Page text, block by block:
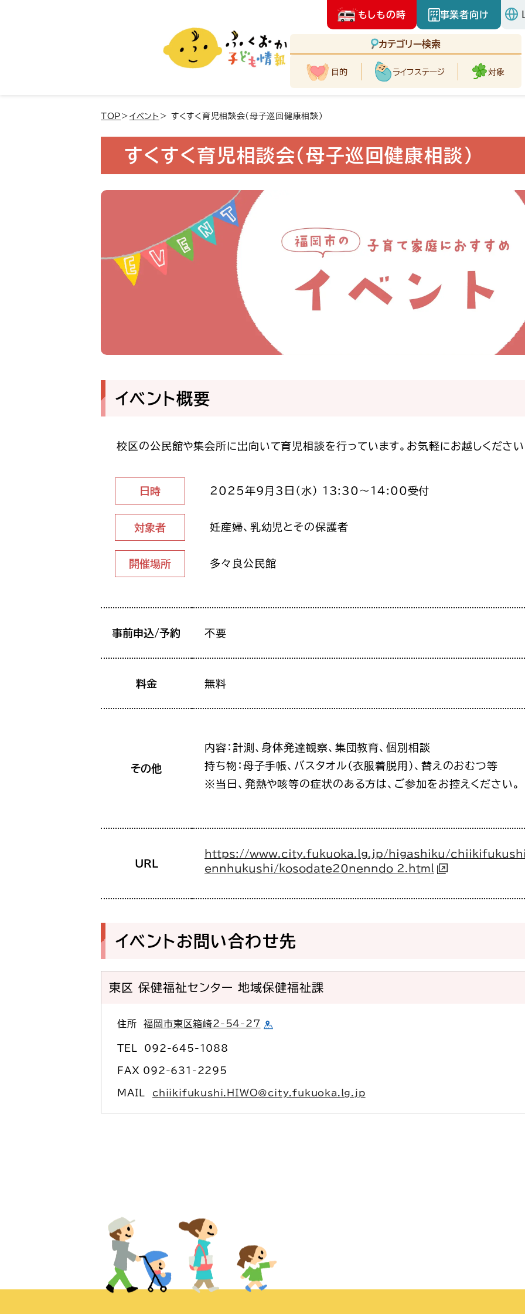
もしもの時 事業者向け
カテゴリー検索
目的 ライフステージ 対象
TOP ＞ イベント ＞ すくすく育児相談会(母子巡回健康相談)
すくすく育児相談会(母子巡回健康相談)
イベント概要
校区の公民館や集会所に出向いて育児相談を行っています。お気軽にお越しください
日時 2025年9月3日（水） 13:30～14:00受付
対象者 妊産婦、乳幼児とその保護者
開催場所 多々良公民館
事前申込/予約 不要
料金 無料
その他
内容：計測、身体発達観察、集団教育、個別相談
持ち物：母子手帳、バスタオル(衣服着脱用)、替えのおむつ等
※当日、発熱や咳等の症状のある方は、ご参加をお控えください。
URL
https://www.city.fukuoka.lg.jp/higashiku/
ennhukushi/kosodate20nenndo_2.html
イベントお問い合わせ先
東区 保健福祉センター 地域保健福祉課
住所福岡市東区箱崎2-54-27
TEL 092-645-1088
FAX 092-631-2295
MAIL chiikifukushi.HIWO@city.fukuoka.lg.jp